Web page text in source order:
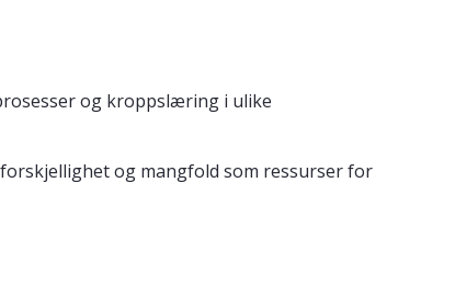
og kroppslæring i ulike
og mangfold som ressurser for